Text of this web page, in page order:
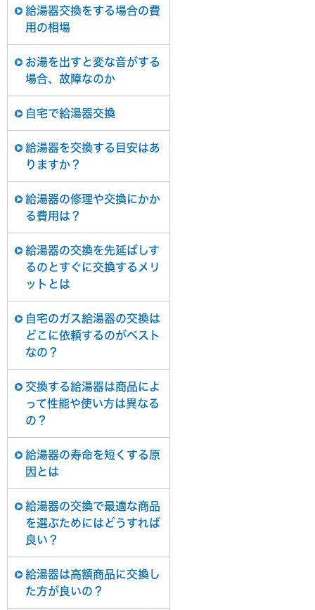
給湯器交換をする場合の費
用の相場
お湯を出すと変な音がする
場合、故障なのか
自宅で給湯器交換
給湯器を交換する目安はあ
りますか？
給湯器の修理や交換にかか
る費用は？
給湯器の交換を先延ばしす
るのとすぐに交換するメリ
ットとは
自宅のガス給湯器の交換は
どこに依頼するのがベスト
なの？
交換する給湯器は商品によ
って性能や使い方は異なる
の？
給湯器の寿命を短くする原
因とは
給湯器の交換で最適な商品
を選ぶためにはどうすれば
良い？
給湯器は高額商品に交換し
た方が良いの？